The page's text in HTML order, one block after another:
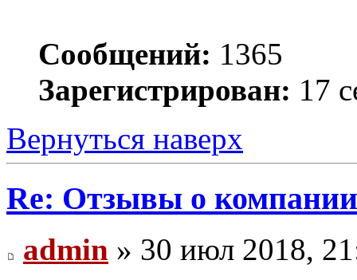
Сообщений: 1365
Зарегистрирован: 17
Вернуться наверх
Re: Отзывы о компании
admin » 30 июл 2018,